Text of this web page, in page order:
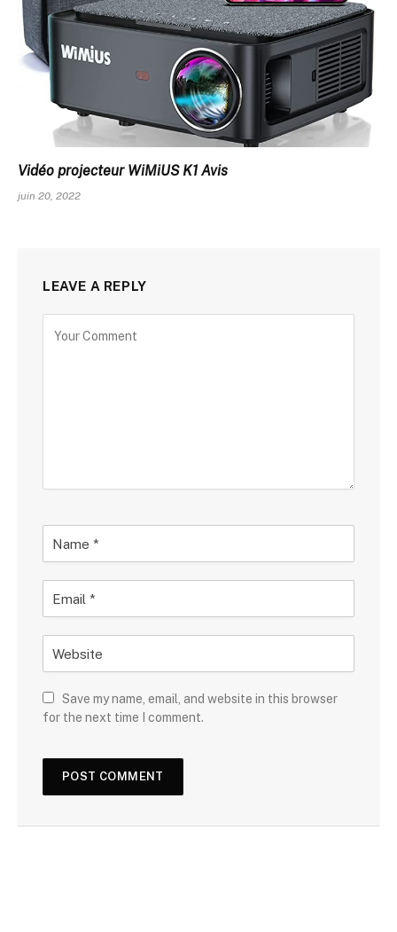
Vidéo projecteur WiMiUS K1 Avis
juin 20, 2022
LEAVE A REPLY
Save my name, email, and website in this browser
for the next time I comment.